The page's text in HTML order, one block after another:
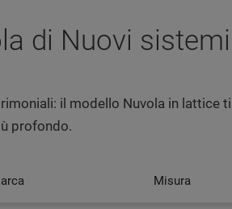
di Nuovi
il modello Nuvola in lattice ti
profondo.
Misura